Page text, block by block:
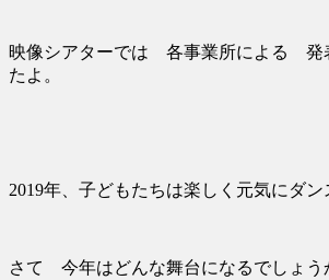
映像シアターでは 各事業所による 発
たよ。
2019年、子どもたちは楽しく元気にダン
さて 今年はどんな舞台になるでしょう